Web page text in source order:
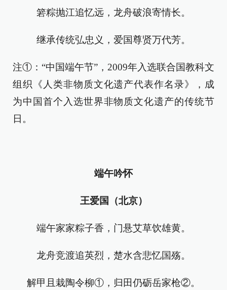
箬粽抛江追忆远，龙舟破浪寄情长。
继承传统弘忠义，爱国尊贤万代芳。
注①：“中国端午节”，2009年入选联合国教科文
组织《人类非物质文化遗产代表作名录》，成
为中国首个入选世界非物质文化遗产的传统节
日。
端午吟怀
王爱国（北京）
端午家家粽子香，门悬艾草饮雄黄。
龙舟竞渡追英烈，楚水含悲忆国殇。
解甲且栽陶令柳①，归田仍砺岳家枪②。